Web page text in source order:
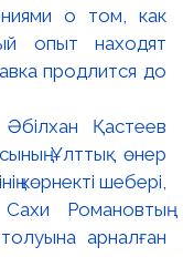
о том, как
опыт находят
продлится до